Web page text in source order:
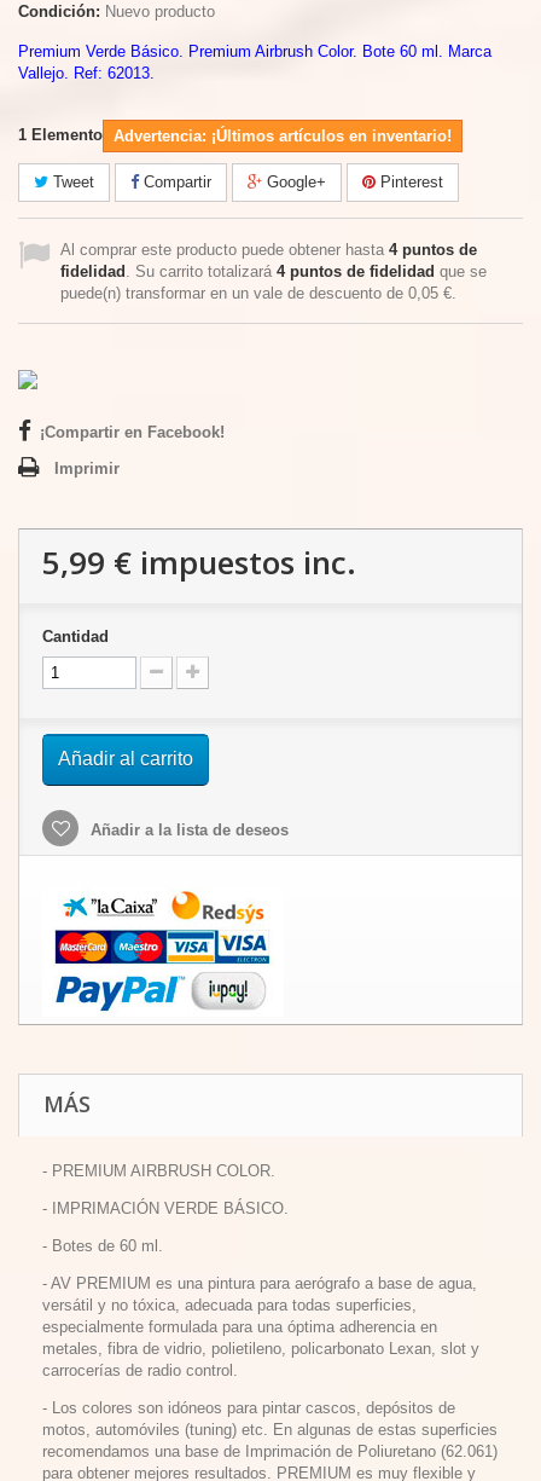
Condición: Nuevo producto
Premium Verde Básico. Premium Airbrush Color. Bote 60 ml. Marca
Vallejo. Ref: 62013.
1 Elemento Advertencia: ¡Últimos artículos en inventario!
Tweet Compartir Google+ Pinterest
Al comprar este producto puede obtener hasta 4puntos de
fidelidad . Su carrito totalizará 4puntos de fidelidad que se
puede(n) transformar en un vale de descuento de 0,05 €.
¡Compartir en Facebook!
Imprimir
5,99 € impuestos inc.
Cantidad
Añadir al carrito
Añadir a la lista de deseos
MÁS
- PREMIUM AIRBRUSH COLOR.
- IMPRIMACIÓN VERDE BÁSICO.
- Botes de 60 ml.
- AV PREMIUM es una pintura para aerógrafo a base de agua,
versátil y no tóxica, adecuada para todas superficies,
especialmente formulada para una óptima adherencia en
metales, fibra de vidrio, polietileno, policarbonato Lexan, slot y
carrocerías de radio control.
- Los colores son idóneos para pintar cascos, depósitos de
motos, automóviles (tuning) etc. En algunas de estas superficies
recomendamos una base de Imprimación de Poliuretano (62.061)
para obtener mejores resultados. PREMIUM es muy flexible y